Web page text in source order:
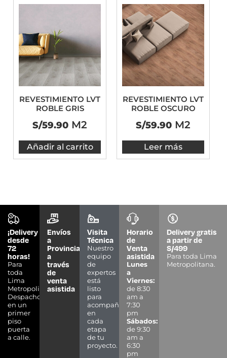
REVESTIMIENTO LVT
ROBLE GRIS
S/59.90 M2
Añadir al carrito
REVESTIMIENTO LVT
ROBLE OSCURO
S/59.90 M2
Leer más
¡Delivery
desde
72
horas!
Para
toda
Lima
Metropolitana.
Despacho
en un
primer
piso
puerta
a calle.
Envíos
a
Provincias
a
través
de
venta
asistida
Visita
Técnica
Nuestro
equipo
de
expertos
está
listo
para
acompañarte
en
cada
etapa
de tu
proyecto.
Horario
de
Venta
asistida
Lunes
a
Viernes:
de 8:30
am a
7:30
pm
Sábados:
de 9:30
am a
6:30
pm
Delivery gratis
a partir de
S/499
Para toda Lima
Metropolitana.